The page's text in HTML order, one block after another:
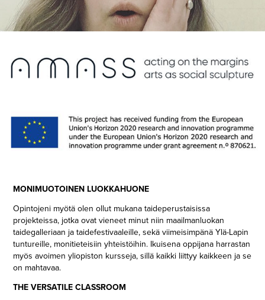
MONIMUOTOINEN LUOKKAHUONE
Opintojeni myötä olen ollut mukana taideperustaisissa
projekteissa, jotka ovat vieneet minut niin maailmanluokan
taidegalleriaan ja taidefestivaaleille, sekä viimeisimpänä Ylä-Lapin
tuntureille, monitieteisiin yhteistöihin. Ikuisena oppijana harrastan
myös avoimen yliopiston kursseja, sillä kaikki liittyy kaikkeen ja se
on mahtavaa.
THE VERSATILE CLASSROOM